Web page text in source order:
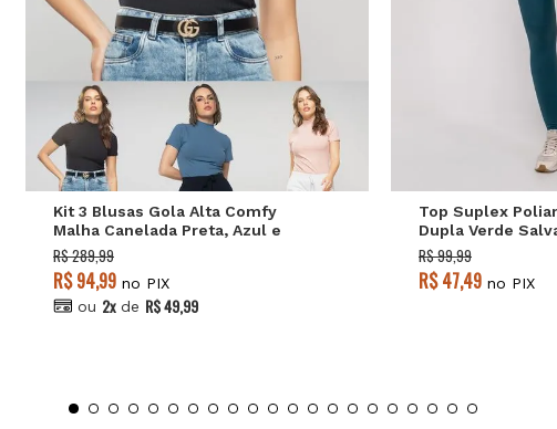
M
Kit 3 Blusas Gola Alta Comfy
Malha Canelada Preta, Azul e
Rosa Salvatore
R$ 289,99
R$ 94,99 no PIX
ou 2x de R$ 49,99
Top Suplex
Dupla Verde
R$ 99,99
R$ 47,49 no PIX